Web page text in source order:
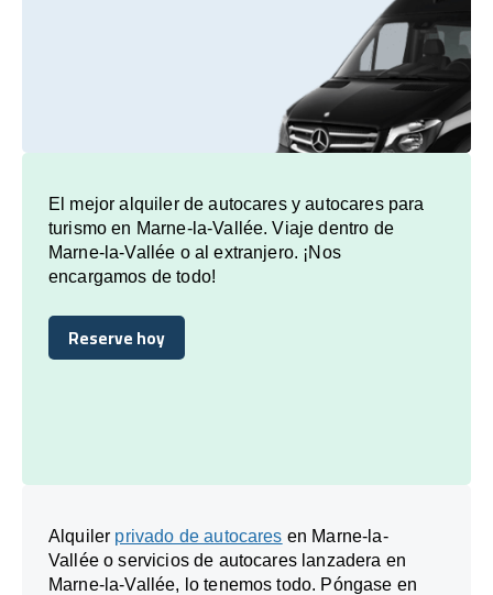
El mejor alquiler de autocares y autocares para
turismo en Marne-la-Vallée. Viaje dentro de
Marne-la-Vallée o al extranjero. ¡Nos
encargamos de todo!
Reserve hoy
Reserve hoy
Alquiler privado de autocares en Marne-la-
Vallée o servicios de autocares lanzadera en
Marne-la-Vallée, lo tenemos todo. Póngase en